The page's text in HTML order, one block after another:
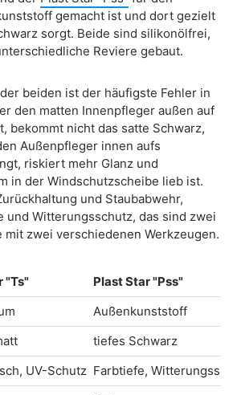
gemacht ist und dort gezielt
sorgt. Beide sind silikonölfrei,
Reviere gebaut.
beiden ist der häufigste Fehler in
den matten Innenpfleger außen auf
bekommt nicht das satte Schwarz,
Außenpfleger innen aufs
riskiert mehr Glanz und
in der Windschutzscheibe lieb ist.
und Staubabwehr,
und Witterungsschutz, das sind zwei
zwei verschiedenen Werkzeugen.
"Ts"
Plast Star "Pss"
Außenkunststoff
tiefes Schwarz
UV-Schutz Farbtiefe,